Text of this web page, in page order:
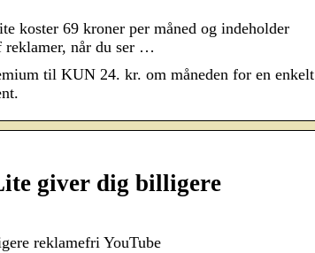
koster 69 kroner per måned og indeholder
når du ser …
til KUN 24. kr. om måneden for en enkelt
giver dig billigere
reklamefri YouTube